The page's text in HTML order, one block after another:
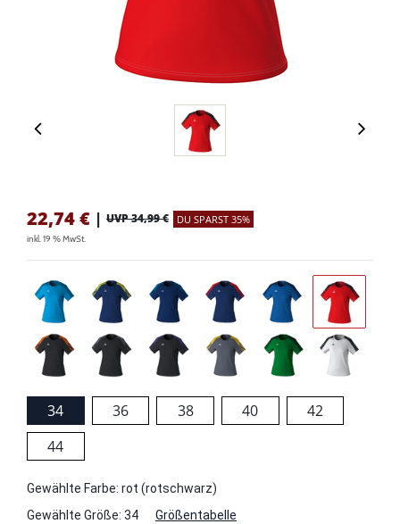
22,74€ | UVP 34,99 € DU SPARST 35%
inkl. 19 % MwSt.
34 36 38 40
42
44
Gewählte Farbe: rot (rotschwarz)
Gewählte Größe: 34 Größentabelle